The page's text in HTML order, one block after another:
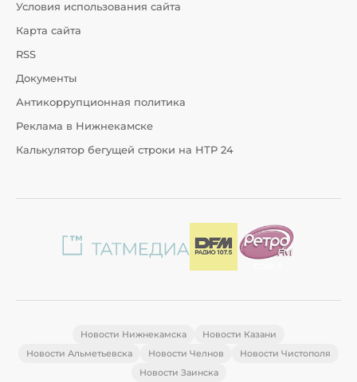
Условия использования сайта
Карта сайта
RSS
Документы
Антикоррупционная политика
Реклама в Нижнекамске
Калькулятор бегущей строки на НТР 24
Новости Нижнекамска
Новости Казани
Новости Альметьевска
Новости Челнов
Новости Чистополя
Новости Заинска